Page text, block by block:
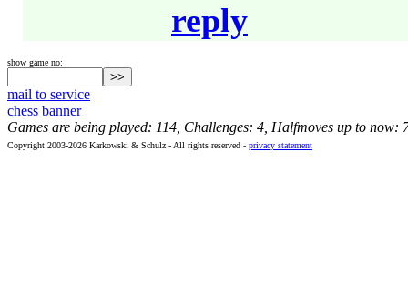
reply
show game no:
mail to service
chess banner
Games are being played: 114, Challenges: 4, Halfmoves up to now:
Copyright 2003-2026 Karkowski & Schulz - All rights reserved - privacy statement